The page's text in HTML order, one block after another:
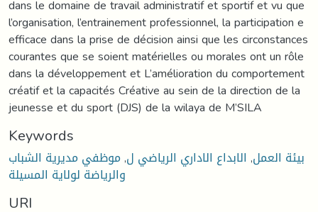
dans le domaine de travail administratif et sportif et vu que
l’organisation, l’entrainement professionnel, la participation e
efficace dans la prise de décision ainsi que les circonstances
courantes que se soient matérielles ou morales ont un rôle
dans la développement et L’amélioration du comportement
créatif et la capacités Créative au sein de la direction de la
jeunesse et du sport (DJS) de la wilaya de M’SILA
Keywords
بيئة العمل, الابداع الاداري الرياضي ل,موظفي مديرية الشباب
والرياضة لولاية المسيلة
URI